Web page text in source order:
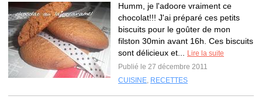
Humm, je l'adoore vraiment ce
chocolat!!! J'ai préparé ces petits
biscuits pour le goûter de mon
filston 30min avant 16h. Ces biscuits
sont délicieux et...
Lire la suite
Publié le 27 décembre 2011
CUISINE, RECETTES